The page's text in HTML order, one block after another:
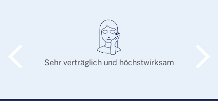
Sehr verträglich und höchstwirksam